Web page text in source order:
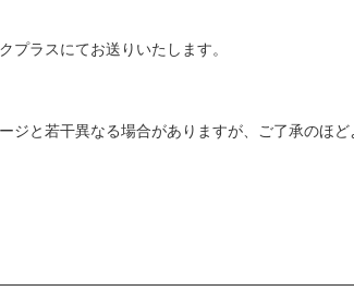
プラスにてお送りいたします。
と若干異なる場合がありますが、ご了承のほど